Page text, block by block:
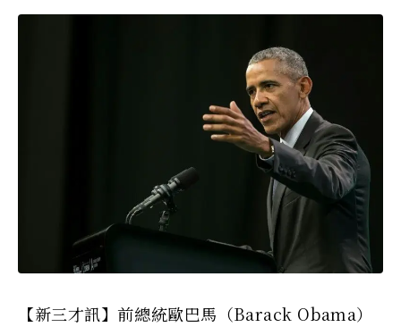
【新三才訊】前總統歐巴馬（Barack Obama）